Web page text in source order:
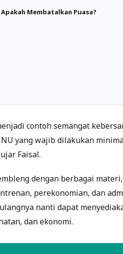
Membatalkan Puasa?
contoh semangat
yang wajib dilakukan
Faisal.
dengan berbagai
perekonomian, dan
nanti dapat
dan ekonomi.